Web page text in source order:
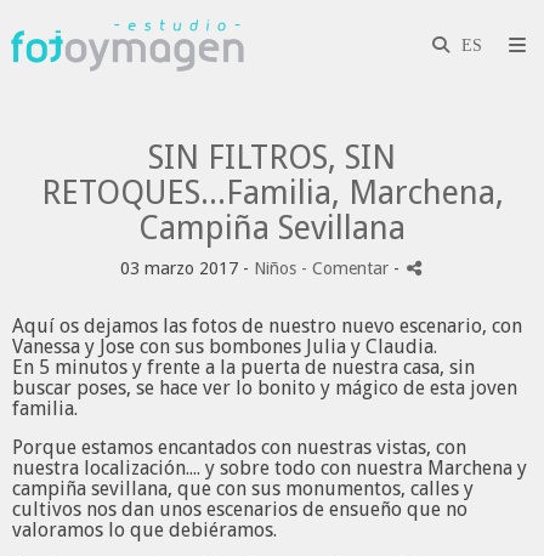
SIN FILTROS, SIN
RETOQUES...Familia, Marchena,
Campiña Sevillana
03 marzo 2017 - Niños - Comentar -
Aquí os dejamos las fotos de nuestro nuevo escenario, con
Vanessa y Jose con sus bombones Julia y Claudia.
En 5 minutos y frente a la puerta de nuestra casa, sin
buscar poses, se hace ver lo bonito y mágico de esta joven
familia.
Porque estamos encantados con nuestras vistas, con
nuestra localización.... y sobre todo con nuestra Marchena y
campiña sevillana, que con sus monumentos, calles y
cultivos nos dan unos escenarios de ensueño que no
valoramos lo que debiéramos.